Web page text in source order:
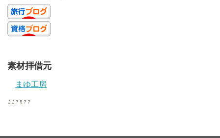
素材拝借元
まゆ工房